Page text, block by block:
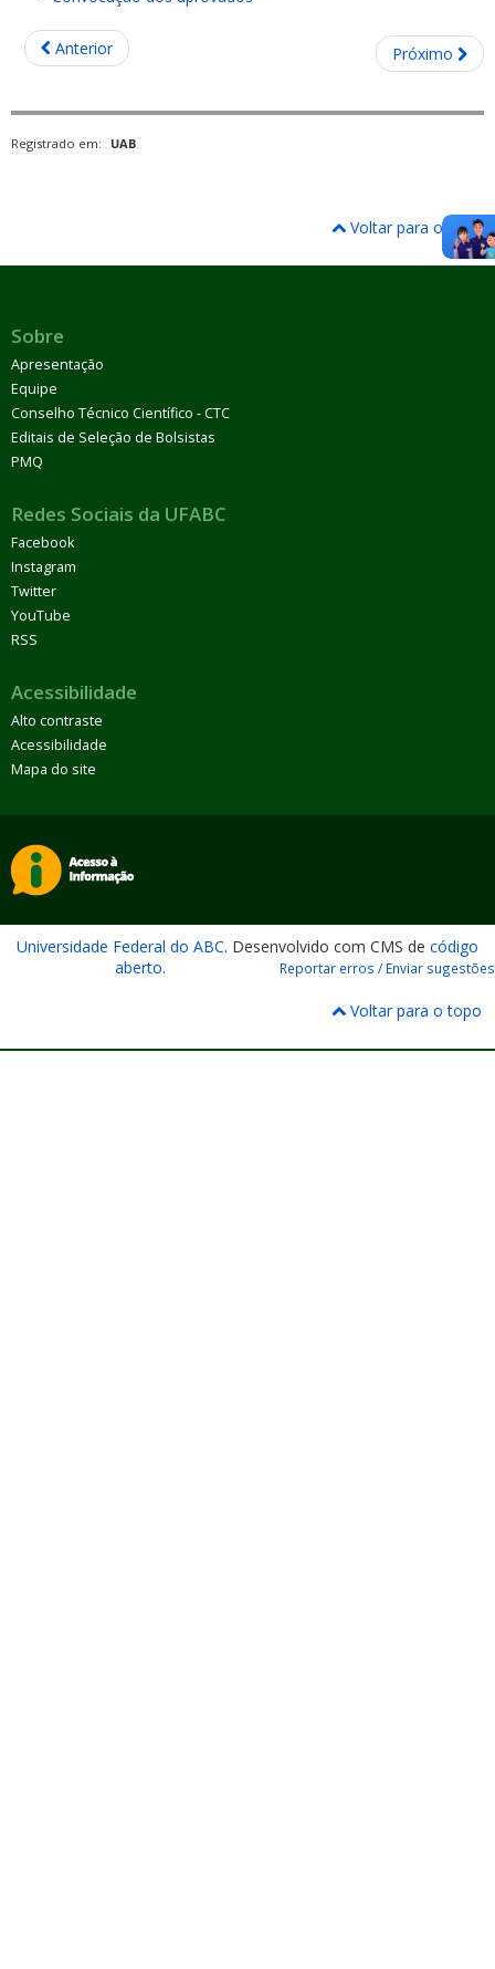
Anterior Próximo
Registrado em: UAB
Voltar para o topo
Sobre
Apresentação
Equipe
Conselho Técnico Científico - CTC
Editais de Seleção de Bolsistas
PMQ
Redes Sociais da UFABC
Facebook
Instagram
Twitter
YouTube
RSS
Acessibilidade
Alto contraste
Acessibilidade
Mapa do site
Universidade Federal do ABC. Desenvolvido com CMS de código
aberto. Reportar erros / Enviar sugestões
Voltar para o topo